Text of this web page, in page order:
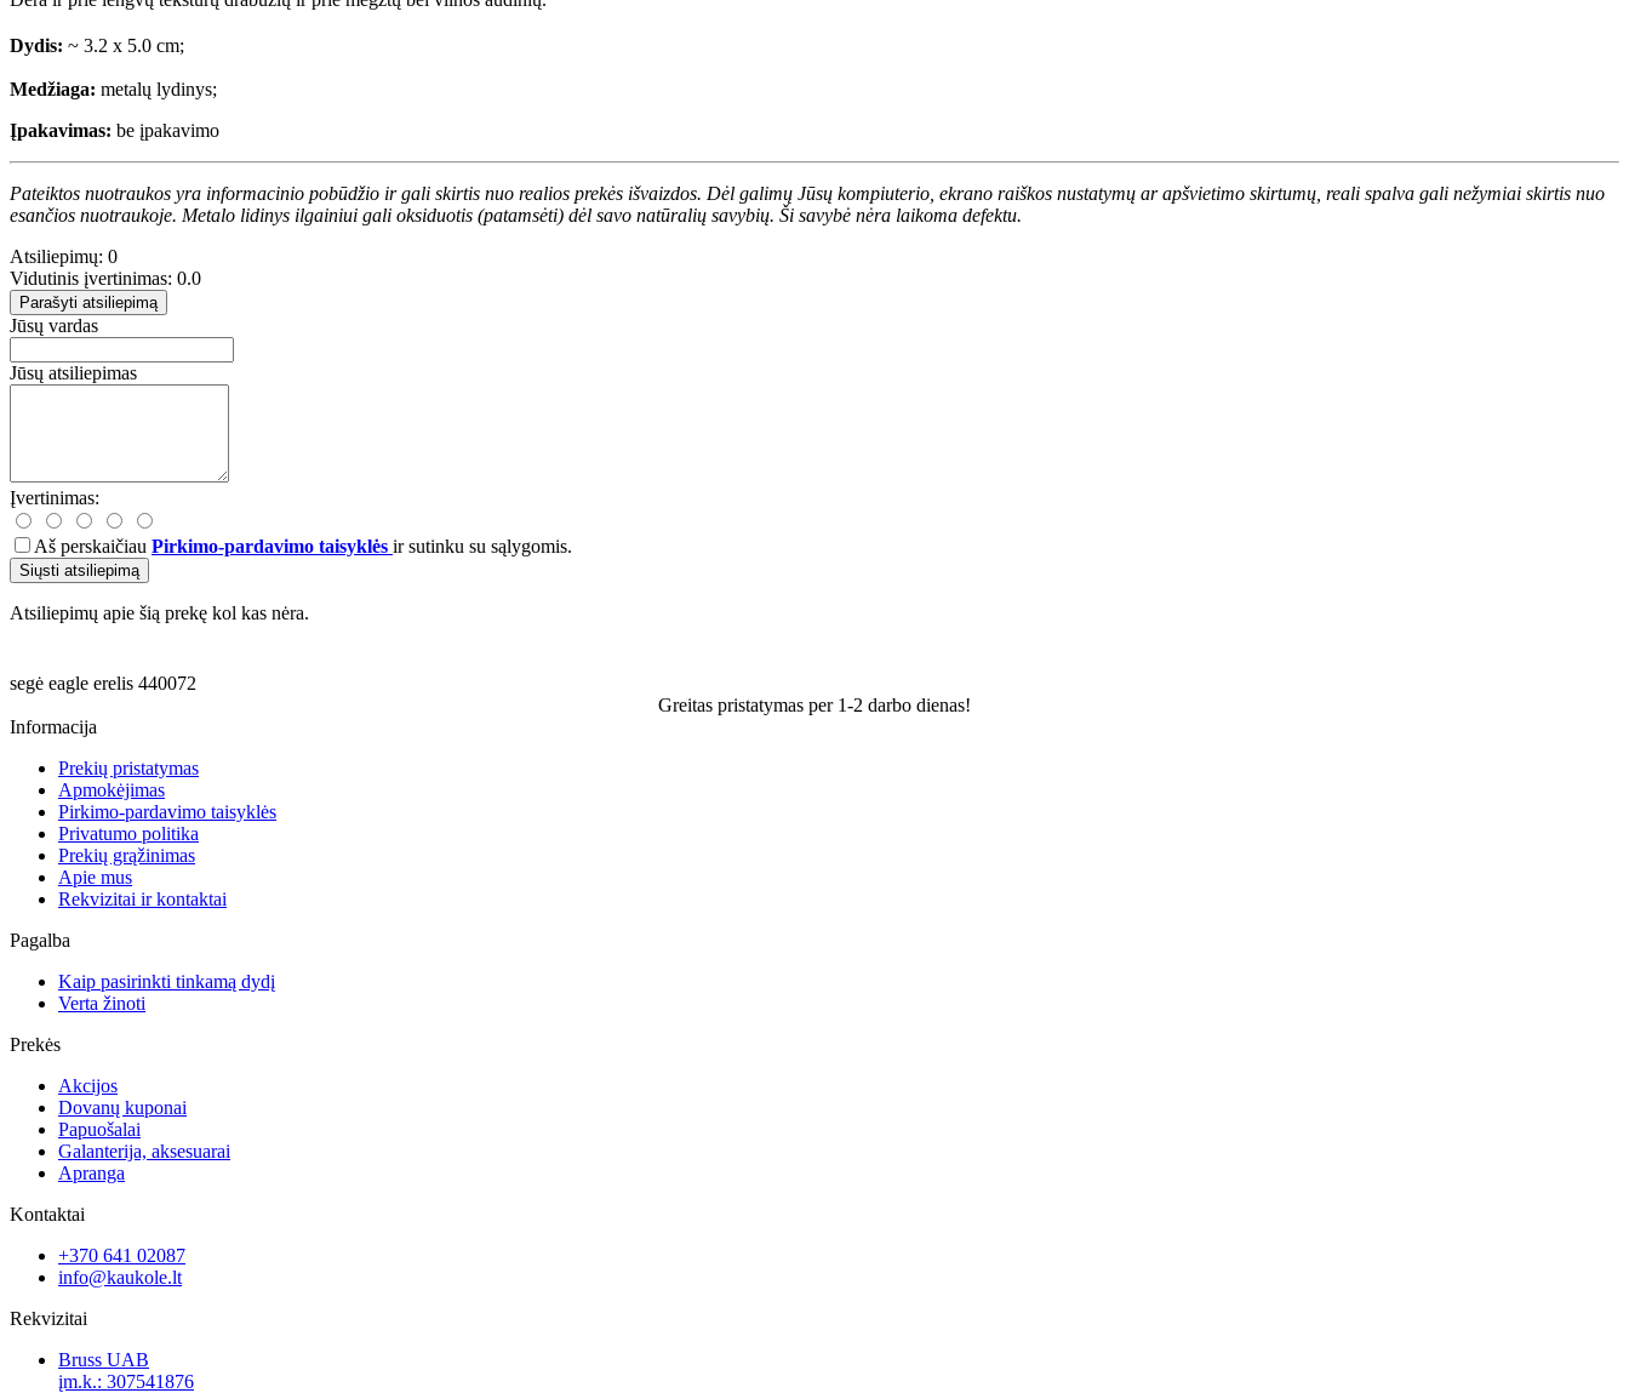
Dydis: ~ 3.2 x 5.0 cm;
Medžiaga: metalų lydinys;
Įpakavimas: be įpakavimo
Pateiktos nuotraukos yra informacinio pobūdžio ir gali skirtis nuo realios prekės išvaizdos. Dėl galimų Jūsų kompiuterio, ekrano raiškos nustatymų ar apšvietimo skirtumų, reali spalva gali nežymiai skirtis nuo
esančios nuotraukoje. Metalo lidinys ilgainiui gali oksiduotis (patamsėti) dėl savo natūralių savybių. Ši savybė nėra laikoma defektu.
Atsiliepimų: 0
Vidutinis įvertinimas: 0.0
Parašyti atsiliepimą
Jūsų vardas
Jūsų atsiliepimas
Įvertinimas:
Aš perskaičiau Pirkimo-pardavimo taisyklės ir sutinku su sąlygomis.
Siųsti atsiliepimą
Atsiliepimų apie šią prekę kol kas nėra.
segė eagle erelis 440072
Greitas pristatymas per 1-2 darbo dienas!
Informacija
Prekių pristatymas
Apmokėjimas
Pirkimo-pardavimo taisyklės
Privatumo politika
Prekių grąžinimas
Apie mus
Rekvizitai ir kontaktai
Pagalba
Kaip pasirinkti tinkamą dydį
Verta žinoti
Prekės
Akcijos
Dovanų kuponai
Papuošalai
Galanterija, aksesuarai
Apranga
Kontaktai
+370 641 02087
info@kaukole.lt
Rekvizitai
Bruss UAB
įm.k.: 307541876